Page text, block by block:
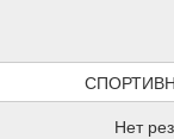
Нет